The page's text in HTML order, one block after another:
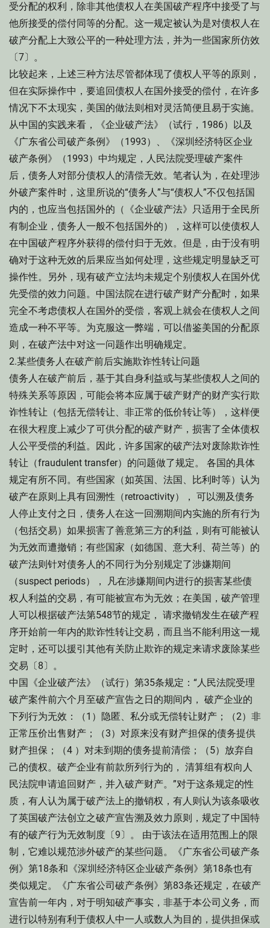
受分配的权利，除非其他债权人在美国破产程序中接受了与
他所接受的偿付同等的分配。这一规定被认为是对债权人在
破产分配上大致公平的一种处理方法，并为一些国家所仿效
〔7〕。
比较起来，上述三种方法尽管都体现了债权人平等的原则，
但在实际操作中，要追回债权人在国外接受的偿付，在许多
情况下不太现实，美国的做法则相对灵活简便且易于实施。
从中国的实践来看，《企业破产法》（试行，1986）以及
《广东省公司破产条例》（1993）、《深圳经济特区企业
破产条例》（1993）中均规定，人民法院受理破产案件
后，债务人对部分债权人的清偿无效。笔者认为，在处理涉
外破产案件时，这里所说的“债务人”与“债权人”不仅包括国
内的，也应当包括国外的（《企业破产法》只适用于全民所
有制企业，债务人一般不包括国外的），这样可以使债权人
在中国破产程序外获得的偿付归于无效。但是，由于没有明
确对于这种无效的后果应当如何处理，这些规定明显缺乏可
操作性。另外，现有破产立法均未规定个别债权人在国外优
先受偿的效力问题。中国法院在进行破产财产分配时，如果
完全不考虑债权人在国外的受偿，客观上就会在债权人之间
造成一种不平等。为克服这一弊端，可以借鉴美国的分配原
则，在破产法中对这一问题作出明确规定。
2.某些债务人在破产前后实施欺诈性转让问题
债务人在破产前后，基于其自身利益或与某些债权人之间的
特殊关系等原因，可能会将本应属于破产财产的财产实行欺
诈性转让（包括无偿转让、非正常的低价转让等），这样便
在很大程度上减少了可供分配的破产财产，损害了全体债权
人公平受偿的利益。因此，许多国家的破产法对废除欺诈性
转让（fraudulent transfer）的问题做了规定。 各国的具体
规定有所不同。有些国家（如英国、法国、比利时等）认为
破产在原则上具有回溯性（retroactivity）， 可以溯及债务
人停止支付之日，债务人在这一回溯期间内实施的所有行为
（包括交易）如果损害了善意第三方的利益，则有可能被认
为无效而遭撤销；有些国家（如德国、意大利、荷兰等）的
破产法则针对债务人的不同行为分别规定了涉嫌期间
（suspect periods）， 凡在涉嫌期间内进行的损害某些债
权人利益的交易，有可能被宣布为无效；在美国，破产管理
人可以根据破产法第548节的规定， 请求撤销发生在破产程
序开始前一年内的欺诈性转让交易，而且当不能利用这一规
定时，还可以援引其他有关防止欺诈的规定来请求废除某些
交易〔8〕。
中国《企业破产法》（试行）第35条规定：“人民法院受理
破产案件前六个月至破产宣告之日的期间内， 破产企业的
下列行为无效：（1）隐匿、私分或无偿转让财产；（2）非
正常压价出售财产；（3）对原来没有财产担保的债务提供
财产担保；（4 ）对未到期的债务提前清偿；（5）放弃自
己的债权。破产企业有前款所列行为的， 清算组有权向人
民法院申请追回财产，并入破产财产。”对于这条规定的性
质，有人认为属于破产法上的撤销权，有人则认为该条吸收
了英国破产法创立之破产宣告溯及效力原则，规定了中国特
有的破产行为无效制度〔9〕。 由于该法在适用范围上的限
制，它难以规范涉外破产的某些问题。《广东省公司破产条
例》第18条和《深圳经济特区企业破产条例》第18条也有
类似规定。《广东省公司破产条例》第83条还规定，在破产
宣告前一年内，对于明知破产事实，非基于本公司义务，而
进行以特别有利于债权人中一人或数人为目的，提供担保或